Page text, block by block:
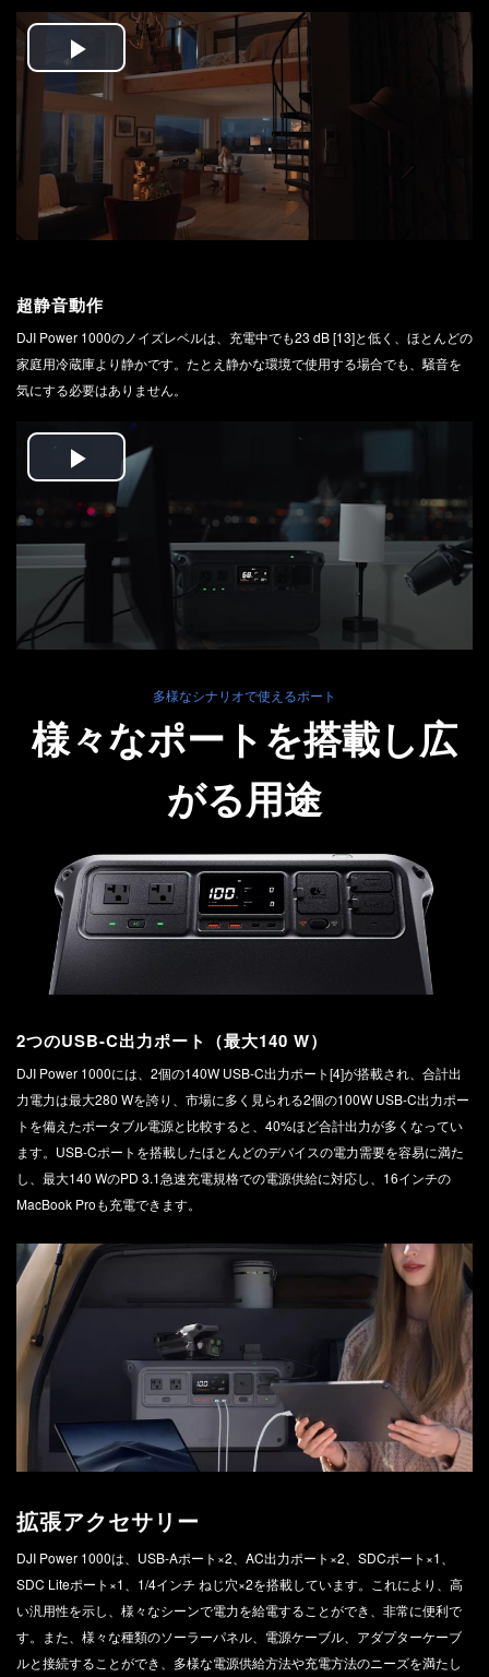
Play
Video
超静音動作
DJI Power 1000のノイズレベルは、充電中でも23 dB [13]と低く、ほとんどの
家庭用冷蔵庫より静かです。たとえ静かな環境で使用する場合でも、騒音を
気にする必要はありません。
Play
Video
多様なシナリオで使えるポート
様々なポートを搭載し広
がる用途
2つのUSB-C出力ポート（最大140 W）
DJI Power 1000には、2個の140W USB-C出力ポート‌[4]‌が搭載され、合計出
力電力は最大280 Wを誇り、市場に多く見られる2個の100W USB-C出力ポー
トを備えたポータブル電源と比較すると、40%ほど合計出力が多くなってい
ます。USB-Cポートを搭載したほとんどのデバイスの電力需要を容易に満た
し、最大140 WのPD 3.1急速充電規格での電源供給に対応し、16インチの
MacBook Proも充電できます。
拡張アクセサリー
DJI Power 1000は、USB-Aポート×2、AC出力ポート×2、SDCポート×1、
SDC Liteポート×1、1/4インチ ねじ穴×2を搭載しています。これにより、高
い汎用性を示し、様々なシーンで電力を給電することができ、非常に便利で
す。また、様々な種類のソーラーパネル、電源ケーブル、アダプターケーブ
ルと接続することができ、多様な電源供給方法や充電方法のニーズを満たし